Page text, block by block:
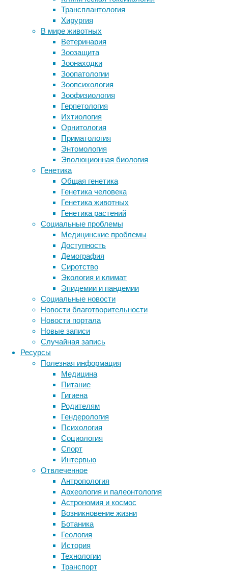
Трансплантология
Хирургия
В мире животных
Ветеринария
Зоозащита
Зоонаходки
Зоопатологии
Зоопсихология
Зоофизиология
Герпетология
Ихтиология
Орнитология
Приматология
Энтомология
Эволюционная биология
Генетика
Общая генетика
Генетика человека
Генетика животных
Генетика растений
Социальные проблемы
Медицинские проблемы
Доступность
Демография
Сиротство
Экология и климат
Эпидемии и пандемии
Социальные новости
Новости благотворительности
Новости портала
Новые записи
Случайная запись
Ресурсы
Полезная информация
Медицина
Питание
Гигиена
Родителям
Гендерология
Психология
Социология
Спорт
Интервью
Отвлеченное
Антропология
Археология и палеонтология
Астрономия и космос
Возникновение жизни
Ботаника
Геология
История
Технологии
Транспорт
генная
инженерия,
геном ,
ДНК,
медицина,
онкология
Институт
детской
онкологии,
гематологии
трансплантологии
Петербурге
создает
универсальную
редактирования
генома.
Этот
метод
будет
внедрен
лечения
заболеваний.
«Наша
клиника
проводит
системную
работу
по
оказанию
помощи
пациентам
ВИЧ
салоне автомобиля ослабила
укачивание в ночных поездках
Perseverance подтвердил
существование древнего озера на
месте марсианского кратера
Коронавирус, паника и нелепые
поступки. Последние новости
эпидемии
Опиоид научили действовать только
в месте воспаления
Следите за новостями
Метки
ДНК бактерии биология
биотехнология вирусы
генетика дети
здоровье
инструменты и методы
исследования